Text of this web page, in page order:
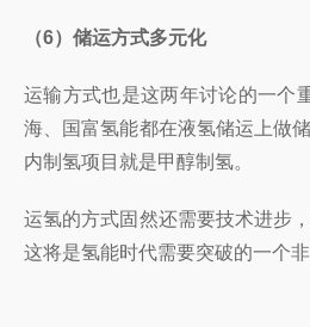
（6）储运方式多元化
运输方式也是这两年讨论的一个
海、国富氢能都在液氢储运上做储
内制氢项目就是甲醇制氢。
运氢的方式固然还需要技术进步
这将是氢能时代需要突破的一个非